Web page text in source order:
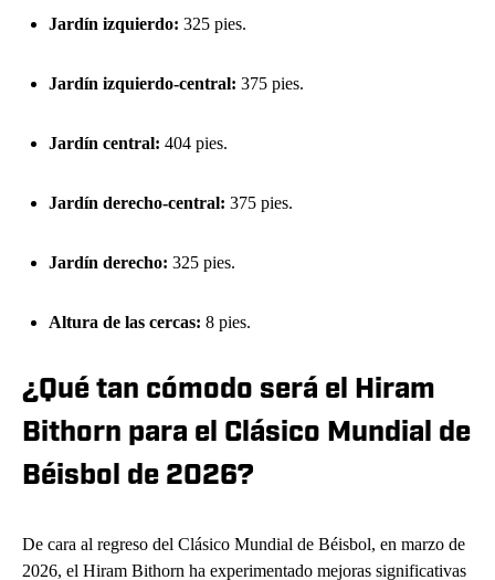
Jardín izquierdo: 325 pies.
Jardín izquierdo-central: 375 pies.
Jardín central: 404 pies.
Jardín derecho-central: 375 pies.
Jardín derecho: 325 pies.
Altura de las cercas: 8 pies.
¿Qué tan cómodo será el Hiram
Bithorn para el Clásico Mundial de
Béisbol de 2026?
De cara al regreso del Clásico Mundial de Béisbol, en marzo de
2026, el Hiram Bithorn ha experimentado mejoras significativas